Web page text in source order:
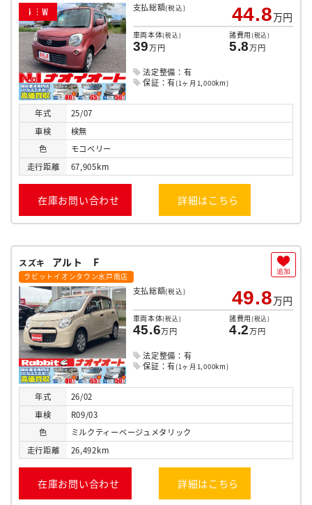
N E W 支払総額(税込) 44.8万円
車両本体(税込)
39万円
諸費用(税込)
5.8万円
法定整備：有
保証：有(1ヶ月1,000km)
年式
25/07
車検
検無
色
モコベリー
走行距離 67,905km
在庫お問い合わせ 詳細はこちら
スズキ アルト F
ラビットイオンタウン水戸南店
支払総額(税込) 49.8万円
車両本体(税込)
45.6万円
諸費用(税込)
4.2万円
法定整備：有
保証：有(1ヶ月1,000km)
年式
26/02
車検
R09/03
色
ミルクティーベージュメタリック
走行距離 26,492km
在庫お問い合わせ 詳細はこちら
追加